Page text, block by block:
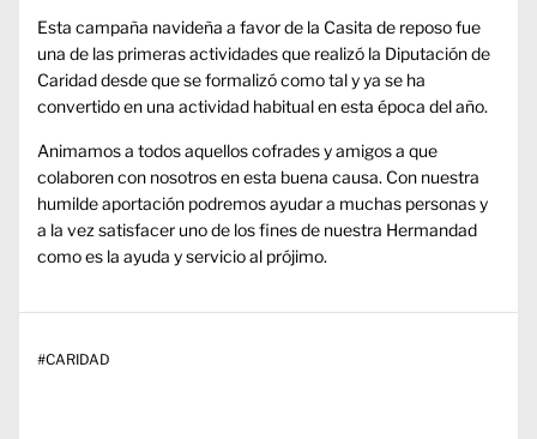
Esta campaña navideña a favor de la Casita de reposo fue
una de las primeras actividades que realizó la Diputación de
Caridad desde que se formalizó como tal y ya se ha
convertido en una actividad habitual en esta época del año.
Animamos a todos aquellos cofrades y amigos a que
colaboren con nosotros en esta buena causa. Con nuestra
humilde aportación podremos ayudar a muchas personas y
a la vez satisfacer uno de los fines de nuestra Hermandad
como es la ayuda y servicio al prójimo.
#CARIDAD